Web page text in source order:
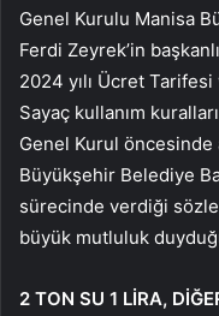
Genel Kurulu Manisa
Ferdi Zeyrek’in
2024 yılı Ücret
Sayaç kullanım
Genel Kurul öncesinde
Büyükşehir Belediye
sürecinde verdiği
büyük mutluluk
2 TON SU 1 LİRA,